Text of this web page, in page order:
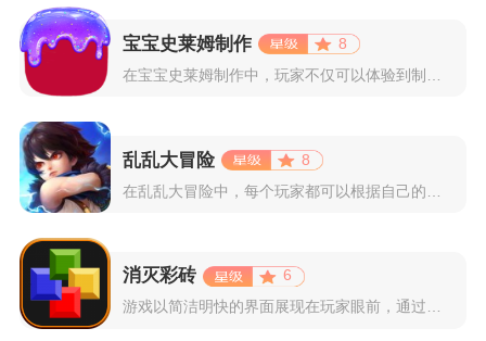
宝宝史莱姆制作
8
乱乱大冒险
8
消灭彩砖
6
游戏以简洁明快的界面展现在玩家眼前，通过简单的滑动屏幕即可控...